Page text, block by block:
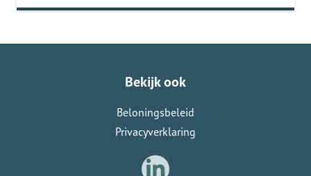
Bekijk ook
Beloningsbeleid
Privacyverklaring